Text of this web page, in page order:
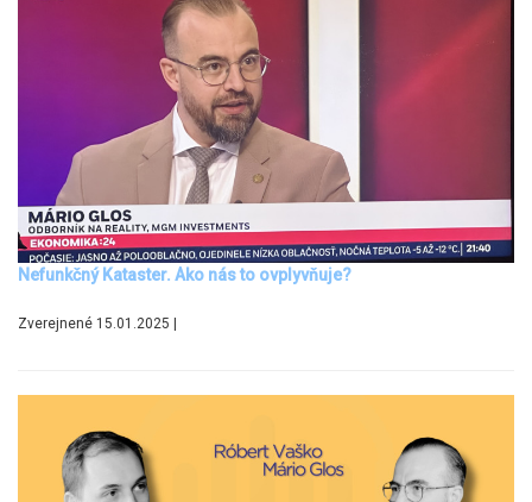
Nefunkčný Kataster. Ako nás to ovplyvňuje?
Zverejnené 15.01.2025 |